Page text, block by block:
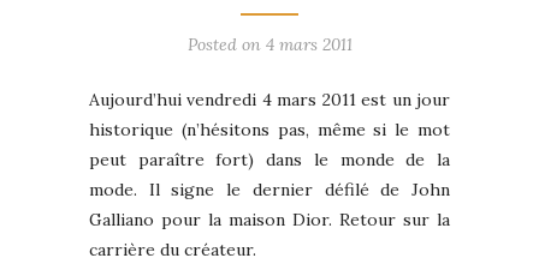
Posted on 4 mars 2011
Aujourd’hui vendredi 4 mars 2011 est un jour
historique (n’hésitons pas, même si le mot
peut paraître fort) dans le monde de la
mode. Il signe le dernier défilé de John
Galliano pour la maison Dior. Retour sur la
carrière du créateur.